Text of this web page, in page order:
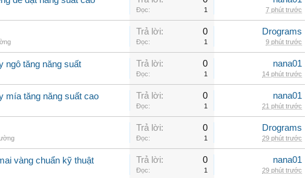
Đọc: 1 7 phút trước
Trả lời: 0
Đọc: 1
Drograms
9 phút trước
ngô tăng năng suất Trả lời: 0
Đọc: 1
nana01
14 phút trước
mía tăng năng suất cao Trả lời: 0
Đọc: 1
nana01
21 phút trước
Trả lời: 0
Đọc: 1
Drograms
29 phút trước
vàng chuẩn kỹ thuật Trả lời: 0
Đọc: 1
nana01
29 phút trước